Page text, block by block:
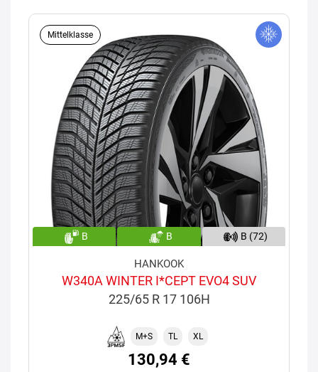
Mittelklasse
B B B (72)
HANKOOK
W340A WINTER I*CEPT EVO4 SUV
225/65 R 17 106H
M+S TL XL
130,94 €